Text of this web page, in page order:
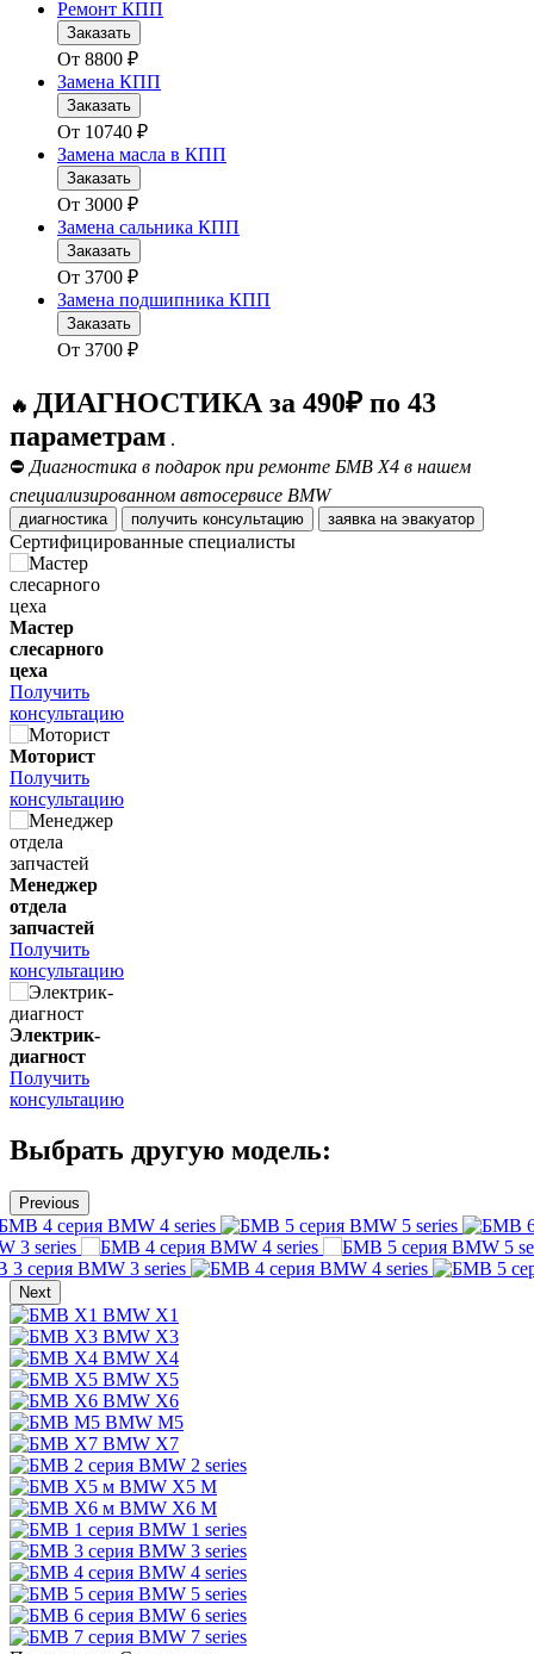
Ремонт КПП
Заказать
От 8800 ₽
Замена КПП
Заказать
От 10740 ₽
Замена масла в КПП
Заказать
От 3000 ₽
Замена сальника КПП
Заказать
От 3700 ₽
Замена подшипника КПП
Заказать
От 3700 ₽
🔥 ДИАГНОСТИКА за 490₽ по 43
параметрам .
⛔ Диагностика в подарок при ремонте БМВ Х4 в нашем
специализированном автосервисе BMW
диагностика получить консультацию заявка на эвакуатор
Сертифицированные специалисты
Мастер
слесарного
цеха
Получить
консультацию
Моторист
Получить
консультацию
Менеджер
отдела
запчастей
Получить
консультацию
Электрик-
диагност
Получить
консультацию
Выбрать другую модель:
Previous
BMW 4 series
BMW 5 series
3 series
BMW 4 series
BMW 5
BMW 3 series
BMW 4 series
Next
BMW X1
BMW X3
BMW X4
BMW X5
BMW X6
BMW M5
BMW X7
BMW 2 series
BMW X5 M
BMW X6 M
BMW 1 series
BMW 3 series
BMW 4 series
BMW 5 series
BMW 6 series
BMW 7 series